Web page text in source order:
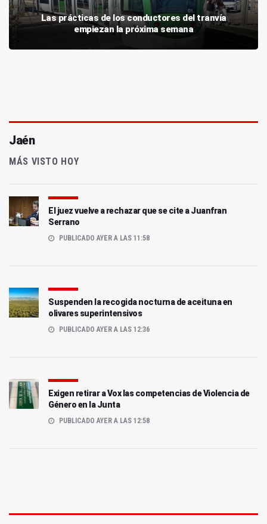
Las prácticas de los conductores del tranvía
empiezan la próxima semana
Jaén
MÁS VISTO HOY
El juez vuelve a rechazar que se cite a Juanfran
Serrano
PUBLICADO AYER A LAS 11:58
Suspenden la recogida nocturna de aceituna en
olivares superintensivos
PUBLICADO AYER A LAS 12:36
Exigen retirar a Vox las competencias de Violencia de
Género en la Junta
PUBLICADO AYER A LAS 12:58